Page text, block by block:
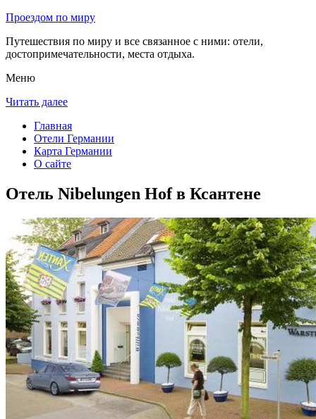
Проездом по миру
Путешествия по миру и все связанное с ними: отели,
достопримечательности, места отдыха.
Меню
Читать далее
Главная
Отели Германии
Карта Германии
О сайте
Отель Nibelungen Hof в Ксантене